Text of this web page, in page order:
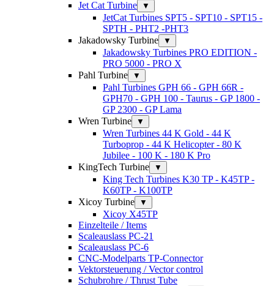
Jet Cat Turbine ▼
JetCat Turbines SPT5 - SPT10 - SPT15 -
SPTH - PHT2 -PHT3
Jakadowsky Turbine
▼
Jakadowsky Turbines PRO EDITION -
PRO 5000 - PRO X
Pahl Turbine
▼
Pahl Turbines GPH 66 - GPH 66R -
GPH70 - GPH 100 - Taurus - GP 1800 -
GP 2300 - GP Lama
Wren Turbine
▼
Wren Turbines 44 K Gold - 44 K
Turboprop - 44 K Helicopter - 80 K
Jubilee - 100 K - 180 K Pro
KingTech Turbine
▼
King Tech Turbines K30 TP - K45TP -
K60TP - K100TP
Xicoy Turbine
▼
Xicoy X45TP
Einzelteile / Items
Scaleauslass PC-21
Scaleauslass PC-6
CNC-Modelparts TP-Connector
Vektorsteuerung / Vector control
Schubrohre / Thrust Tube